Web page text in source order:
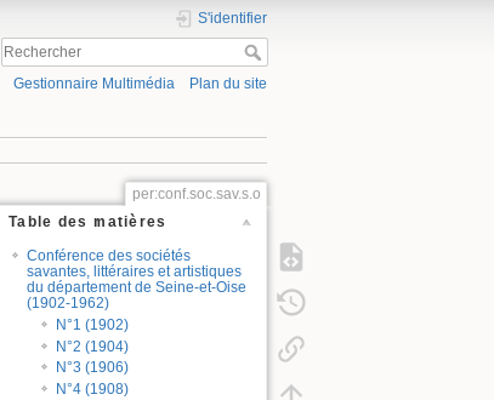
S'identifier
Gestionnaire Multimédia Plan du site
per:conf.soc.sav.s.o
Table des matières
Conférence des sociétés
savantes, littéraires et artistiques
du département de Seine-et-Oise
(1902-1962)
N°1 (1902)
N°2 (1904)
N°3 (1906)
N°4 (1908)